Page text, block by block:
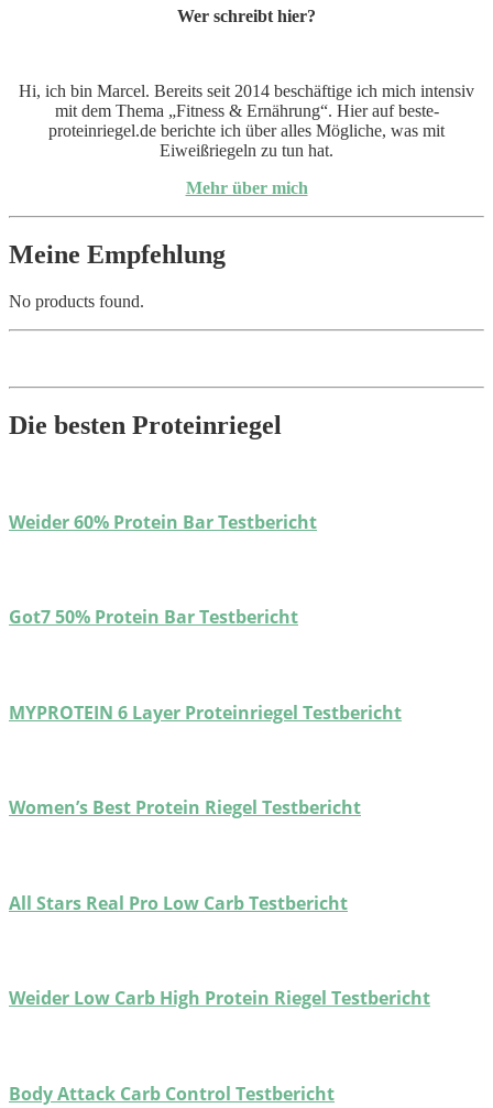
Wer schreibt hier?
Hi, ich bin Marcel. Bereits seit 2014 beschäftige ich mich intensiv
mit dem Thema „Fitness & Ernährung“. Hier auf beste-
proteinriegel.de berichte ich über alles Mögliche, was mit
Eiweißriegeln zu tun hat.
Mehr über mich
Meine Empfehlung
No products found.
Die besten Proteinriegel
Weider 60% Protein Bar Testbericht
Got7 50% Protein Bar Testbericht
MYPROTEIN 6 Layer Proteinriegel Testbericht
Women’s Best Protein Riegel Testbericht
All Stars Real Pro Low Carb Testbericht
Weider Low Carb High Protein Riegel Testbericht
Body Attack Carb Control Testbericht